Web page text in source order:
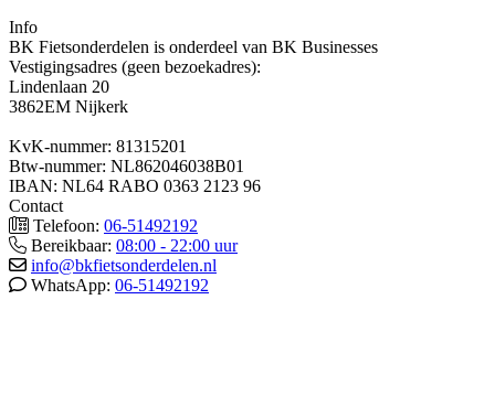
Info
BK Fietsonderdelen is onderdeel van BK Businesses
Vestigingsadres (geen bezoekadres):
Lindenlaan 20
3862EM Nijkerk
KvK-nummer: 81315201
Btw-nummer: NL862046038B01
IBAN: NL64 RABO 0363 2123 96
Contact
Telefoon: 06-51492192
Bereikbaar: 08:00 - 22:00 uur
info@bkfietsonderdelen.nl
WhatsApp: 06-51492192